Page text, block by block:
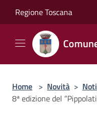
Regione Toscana
Home > Novità >
8ª edizione del